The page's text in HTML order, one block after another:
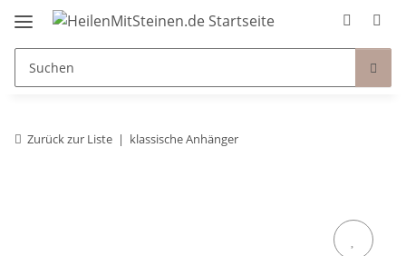
Zurück zur Liste klassische Anhänger